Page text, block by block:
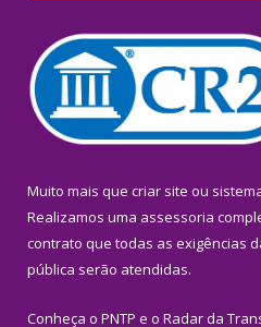
Muito mais que criar site ou
Realizamos uma assessoria
contrato que todas as exigências
pública serão atendidas.
Conheça o PNTP e o Radar da